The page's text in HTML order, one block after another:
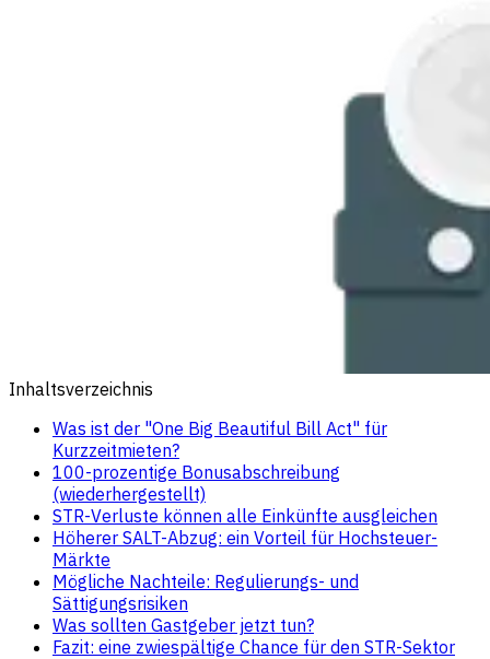
Inhaltsverzeichnis
Was ist der "One Big Beautiful Bill Act" für
Kurzzeitmieten?
100-prozentige Bonusabschreibung
(wiederhergestellt)
STR-Verluste können alle Einkünfte ausgleichen
Höherer SALT-Abzug: ein Vorteil für Hochsteuer-
Märkte
Mögliche Nachteile: Regulierungs- und
Sättigungsrisiken
Was sollten Gastgeber jetzt tun?
Fazit: eine zwiespältige Chance für den STR-Sektor